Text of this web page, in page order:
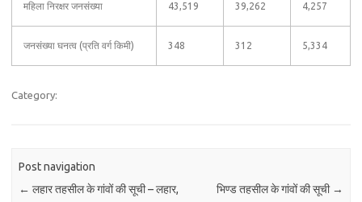
महिला निरक्षर जनसंख्या 43,519 39,262 4,257
जनसंख्या घनत्व (प्रति वर्ग किमी) 348 312 5,334
Category:
Post navigation
← लहार तहसील के गांवों की सूची – लहार,
भिण्ड तहसील के गांवों की सूची →